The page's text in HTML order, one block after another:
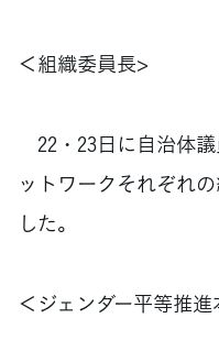
＜組織委員長>
22・23日に自治体
ットワークそれぞれ
した。
＜ジェンダー平等推